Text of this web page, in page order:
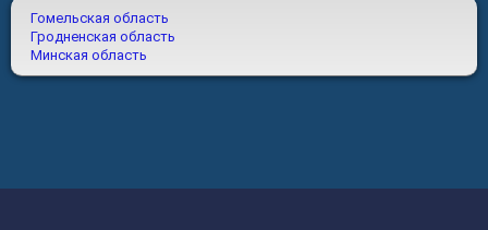
Гомельская область
Гродненская область
Минская область